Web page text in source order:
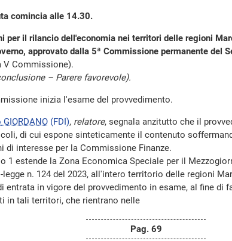
comincia alle 14.30.
per il rilancio dell'economia nei territori delle regioni
approvato dalla 5ª Commissione permanente del
V Commissione).
– Parere favorevole).
inizia l'esame del provvedimento.
(FDI), relatore, segnala anzitutto che il
di cui espone sinteticamente il contenuto
di interesse per la Commissione Finanze.
estende la Zona Economica Speciale per il
legge n. 124 del 2023, all'intero territorio delle regioni
entrata in vigore del provvedimento in esame, al fine di
in tali territori, che rientrano nelle
Pag. 69